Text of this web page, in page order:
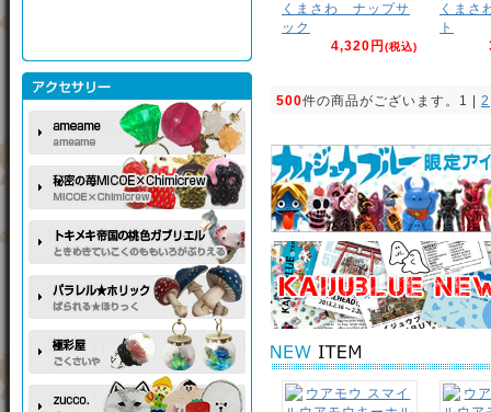
くまさわ ナップサ
ック
4,320円 (税込)
くまさ
ト
500件の商品がございます。 1 2